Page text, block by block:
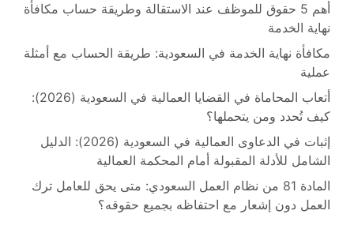
أهم 5 حقوق للموظف عند الاستقالة وطريقة حساب مكافأة
نهاية الخدمة
مكافأة نهاية الخدمة في السعودية: طريقة الحساب مع أمثلة
عملية
أتعاب المحاماة في القضايا العمالية في السعودية (2026):
كيف تُحدد ومن يتحملها؟
إثبات في الدعاوى العمالية في السعودية (2026): الدليل
الشامل للأدلة المقبولة أمام المحكمة العمالية
المادة 81 من نظام العمل السعودي: متى يحق للعامل ترك
العمل دون إشعار مع احتفاظه بجميع حقوقه؟